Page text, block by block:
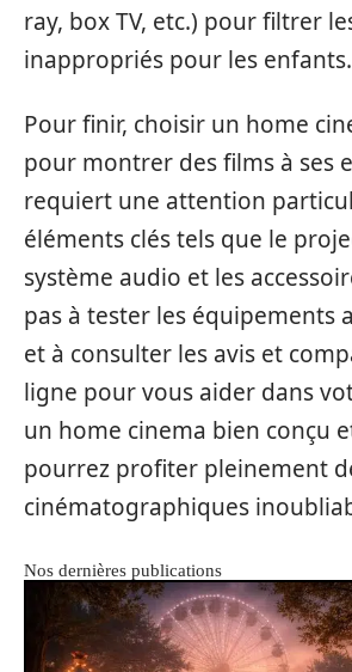
ray, box TV, etc.) pour filtrer
inappropriés pour les enfants.
Pour finir, choisir un home
pour montrer des films à ses
requiert une attention
éléments clés tels que le
système audio et les
pas à tester les équipements
et à consulter les avis et
ligne pour vous aider dans
un home cinema bien conçu
pourrez profiter pleinement
cinématographiques
Nos dernières publications